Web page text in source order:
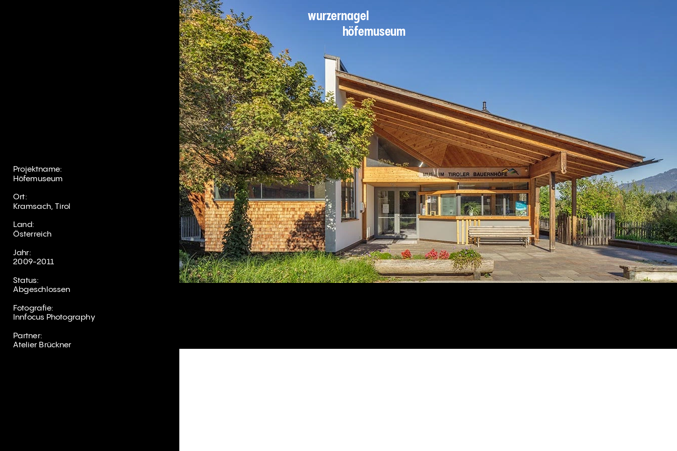
höfemuseum
Projektname:
Höfemuseum
Ort:
Kramsach, Tirol
Land:
Österreich
Jahr:
2009-2011
Status:
Abgeschlossen
Fotografie:
Innfocus Photography
Partner:
Atelier Brückner
wurzernagel